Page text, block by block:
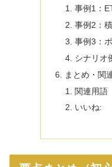
事例1：
事例2：
事例3：
シナリオ
まとめ・関
関連用語
いいね: